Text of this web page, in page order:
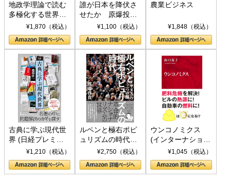
地政学理論で読む
多極化する世界：
トランプとBRICS
の挑戦
¥1,870（税込）
誰が日本を降伏さ
せたか 原爆投
下、ソ連参戦、そ
して聖断 (PHP新
書)
¥1,100（税込）
農業ビジネス
¥1,848（税込）
古典に学ぶ現代世
界 (日経プレミア
シリーズ)¥1,210（税込）
ルペンと極右ポピ
ュリズムの時代：
〈ヤヌス〉の二つ
の顔
¥2,750（税込）
ウンコノミクス
(インターナショナ
ル新書)¥1,045（税込）